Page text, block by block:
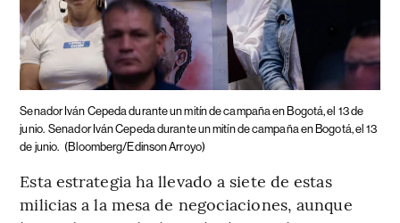
Senador Iván Cepeda durante un mitín de campaña en Bogotá, el 13 de
junio. Senador Iván Cepeda durante un mitín de campaña en Bogotá, el 13
de junio. (Bloomberg/Edinson Arroyo)
Esta estrategia ha llevado a siete de estas
milicias a la mesa de negociaciones, aunque